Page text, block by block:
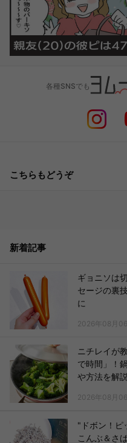
各種SNSでも
こちらもどうぞ
新着記事
ギョニソは
セージの裏
に
2026年08月06
ニチレイが
で時間」！
や方法を解説
2026年08月06
"ドボン！ピ
こんぶ＆さ